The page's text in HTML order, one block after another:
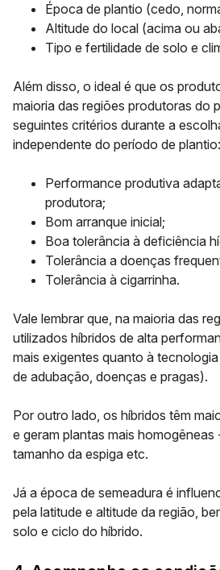
Época de plantio (cedo,
Altitude do local (acima ou
Tipo e fertilidade de solo e
Além disso, o ideal é que os
maioria das regiões produtoras do
seguintes critérios durante a
independente do período de plantio:
Performance produtiva
produtora;
Bom arranque inicial;
Boa tolerância à deficiência
Tolerância a doenças
Tolerância à cigarrinha.
Vale lembrar que, na maioria das
utilizados híbridos de alta
mais exigentes quanto à
de adubação, doenças e pragas).
Por outro lado, os híbridos têm
e geram plantas mais homogêneas
tamanho da espiga etc.
Já a época de semeadura é
pela latitude e altitude da região,
solo e ciclo do híbrido.